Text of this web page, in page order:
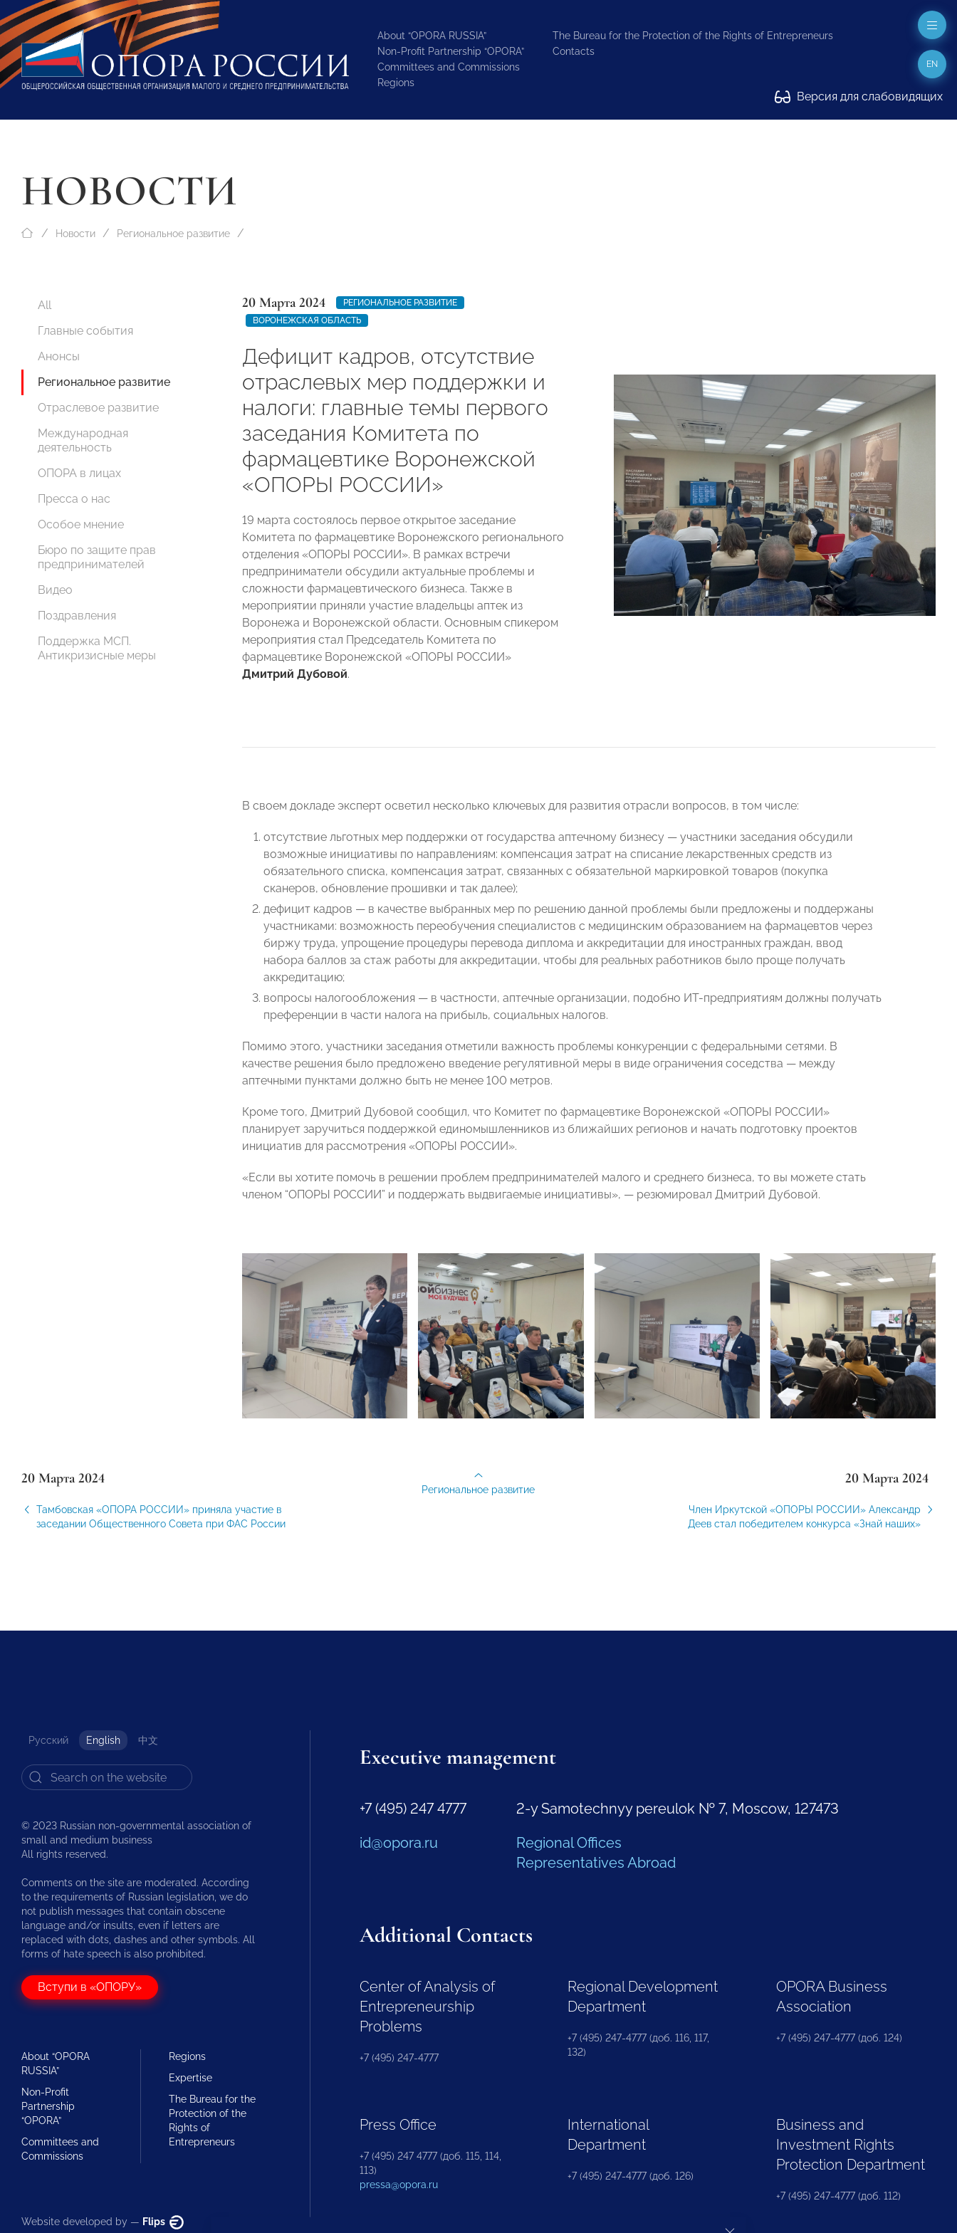
About “OPORA RUSSIA”
Non-Profit Partnership “OPORA”
Committees and Commissions
Regions
The Bureau for the Protection of the Rights of Entrepreneurs
Contacts
Версия для слабовидящих
EN
НОВОСТИ
Новости Региональное развитие
All
Главные события
Анонсы
Региональное развитие
Отраслевое развитие
Международная
деятельность
ОПОРА в лицах
Пресса о нас
Особое мнение
Бюро по защите прав
предпринимателей
Видео
Поздравления
Поддержка МСП.
Антикризисные меры
20 Марта 2024
РЕГИОНАЛЬНОЕ РАЗВИТИЕ
ВОРОНЕЖСКАЯ ОБЛАСТЬ
Дефицит кадров, отсутствие
отраслевых мер поддержки и
налоги: главные темы первого
заседания Комитета по
фармацевтике Воронежской
«ОПОРЫ РОССИИ»
19 марта состоялось первое открытое заседание
Комитета по фармацевтике Воронежского регионального
отделения «ОПОРЫ РОССИИ». В рамках встречи
предприниматели обсудили актуальные проблемы и
сложности фармацевтического бизнеса. Также в
мероприятии приняли участие владельцы аптек из
Воронежа и Воронежской области. Основным спикером
мероприятия стал Председатель Комитета по
фармацевтике Воронежской «ОПОРЫ РОССИИ»
Дмитрий Дубовой.
В своем докладе эксперт осветил несколько ключевых для развития отрасли вопросов, в том числе:
отсутствие льготных мер поддержки от государства аптечному бизнесу — участники заседания обсудили
возможные инициативы по направлениям: компенсация затрат на списание лекарственных средств из
обязательного списка, компенсация затрат, связанных с обязательной маркировкой товаров (покупка
сканеров, обновление прошивки и так далее);
дефицит кадров — в качестве выбранных мер по решению данной проблемы были предложены и поддержаны
участниками: возможность переобучения специалистов с медицинским образованием на фармацевтов через
биржу труда, упрощение процедуры перевода диплома и аккредитации для иностранных граждан, ввод
набора баллов за стаж работы для аккредитации, чтобы для реальных работников было проще получать
аккредитацию;
вопросы налогообложения — в частности, аптечные организации, подобно ИТ-предприятиям должны получать
преференции в части налога на прибыль, социальных налогов.
Помимо этого, участники заседания отметили важность проблемы конкуренции с федеральными сетями. В
качестве решения было предложено введение регулятивной меры в виде ограничения соседства — между
аптечными пунктами должно быть не менее 100 метров.
Кроме того, Дмитрий Дубовой сообщил, что Комитет по фармацевтике Воронежской «ОПОРЫ РОССИИ»
планирует заручиться поддержкой единомышленников из ближайших регионов и начать подготовку проектов
инициатив для рассмотрения «ОПОРЫ РОССИИ».
«Если вы хотите помочь в решении проблем предпринимателей малого и среднего бизнеса, то вы можете стать
членом “ОПОРЫ РОССИИ” и поддержать выдвигаемые инициативы», — резюмировал Дмитрий Дубовой.
20 Марта 2024
Тамбовская «ОПОРА РОССИИ» приняла участие в
заседании Общественного Совета при ФАС России
20 Марта 2024
Член Иркутской «ОПОРЫ РОССИИ» Александр
Деев стал победителем конкурса «Знай наших»
Региональное развитие
Русский English 中文
© 2023 Russian non-governmental association of
small and medium business
All rights reserved.
Comments on the site are moderated. According
to the requirements of Russian legislation, we do
not publish messages that contain obscene
language and/or insults, even if letters are
replaced with dots, dashes and other symbols. All
forms of hate speech is also prohibited.
Вступи в «ОПОРУ»
About “OPORA
RUSSIA”
Non-Profit
Partnership
“OPORA”
Committees and
Commissions
Regions
Expertise
The Bureau for the
Protection of the
Rights of
Entrepreneurs
Website developed by — Flips
Executive management
+7 (495) 247 4777
id@opora.ru
2-y Samotechnyy pereulok № 7, Moscow, 127473
Regional Offices
Representatives Abroad
Additional Contacts
Center of Analysis of
Entrepreneurship
Problems
+7 (495) 247-4777
Regional Development
Department
+7 (495) 247-4777 (доб. 116, 117,
132)
OPORA Business
Association
+7 (495) 247-4777 (доб. 124)
Press Office
+7 (495) 247 4777 (доб. 115, 114,
113)
pressa@opora.ru
International
Department
+7 (495) 247-4777 (доб. 126)
Business and
Investment Rights
Protection Department
+7 (495) 247-4777 (доб. 112)